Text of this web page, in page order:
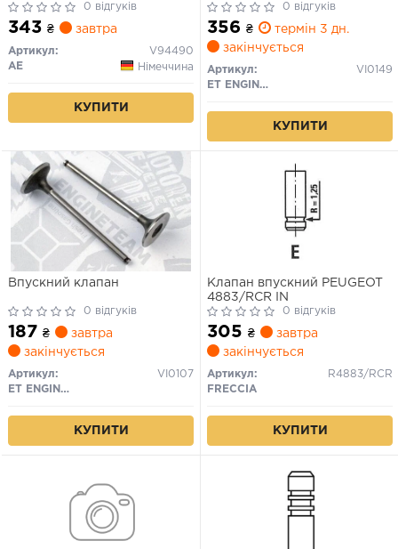
0 відгуків
343 ₴ завтра
Артикул:
V94490
AE
Німеччина
КУПИТИ
0 відгуків
356 ₴
термін 3 дн.
закінчується
Артикул:
VI0149
ET ENGINETEAM
КУПИТИ
Впускний клапан
0 відгуків
187 ₴
завтра
закінчується
Артикул:
VI0107
ET ENGINETEAM
КУПИТИ
Клапан впускний PEUGEOT
4883/RCR IN
0 відгуків
305 ₴
завтра
закінчується
Артикул:
R4883/RCR
FRECCIA
КУПИТИ